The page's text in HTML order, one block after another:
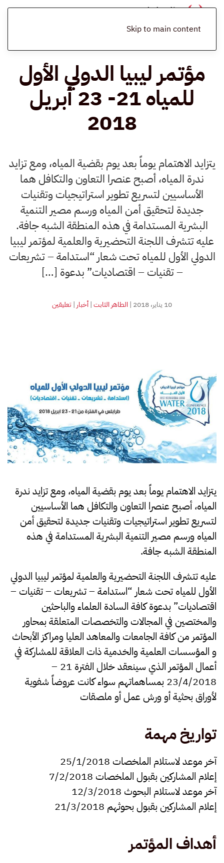
Skip to main content
مؤتمر ليبيا الدولي الأول
للمياه 21- 23 أبريل
2018
يتزايد الاهتمام يوماً بعد يوم بقضية المياه، ومع تزايد
ندرة المياه، أصبح عنصرا التعاون والتكافل هما
الأساسيين لتسريع تطوير استراتيجيات وتقنيات
جديدة لتحقيق أمن المياه ورسم مصير التنمية
البشرية المستدامة في هذه المنطقة الشبه جافة.
عليه تتشرف اللجنة التحضيرية والعلمية لمؤتمر ليبيا
الدولي الأول للمياه تحت شعار “استدامة – تشريعات
– تقنيات – اقتصاديات” بدعوة […]
10 يناير، 2018 | الطاهر الثابت|أخبار |تعليقينعلى
أبريل
2018
يتزايد الاهتمام يوماً بعد يوم بقضية المياه، ومع تزايد ندرة
المياه، أصبح عنصرا التعاون والتكافل هما الأساسيين
لتسريع تطوير استراتيجيات وتقنيات جديدة لتحقيق أمن
المياه ورسم مصير التنمية البشرية المستدامة في هذه
المنطقة الشبه جافة.
عليه تتشرف اللجنة التحضيرية والعلمية لمؤتمر ليبيا الدولي
الأول للمياه تحت شعار “استدامة – تشريعات – تقنيات –
اقتصاديات” بدعوة كافة السادة العلماء والباحثين
والمختصين في المجالات والتخصصات المتعلقة بمحاور
المؤتمر من كافة الجامعات والمعاهد العليا ومراكز الأبحاث
و المؤسسات العلمية والخدمية ذات العلاقة للمشاركة في
أعمال المؤتمر الذي سينعقد خلال الفترة 21 –
23/4/2018 بمساهماتهم سواء كانت عروضاً شفوية
لأوراق بحثية أو ورش عمل أو ملصقات
تواريخ مهمة
آخر موعد لاستلام الملخصات 25/1/2018
إعلام المشاركين بقبول الملخصات 7/2/2018
آخر موعد لاستلام البحوث 12/3/2018
إعلام المشاركين بقبول بحوثهم 21/3/2018
أهداف المؤتمر